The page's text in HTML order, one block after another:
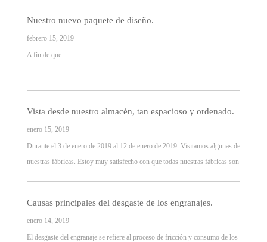
Nuestro nuevo paquete de diseño.
febrero 15, 2019
A fin de que
Vista desde nuestro almacén, tan espacioso y ordenado.
enero 15, 2019
Durante el 3 de enero de 2019 al 12 de enero de 2019. Visitamos algunas de
nuestras fábricas. Estoy muy satisfecho con que todas nuestras fábricas son
calidad muy estrictamente.
Causas principales del desgaste de los engranajes.
enero 14, 2019
El desgaste del engranaje se refiere al proceso de fricción y consumo de los